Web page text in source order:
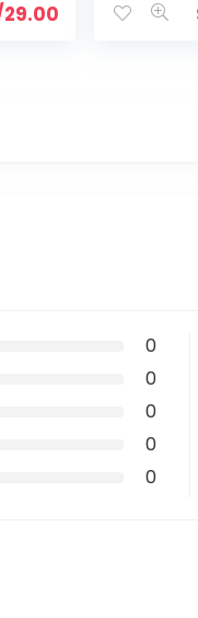
29.00
0
0
0
0
0